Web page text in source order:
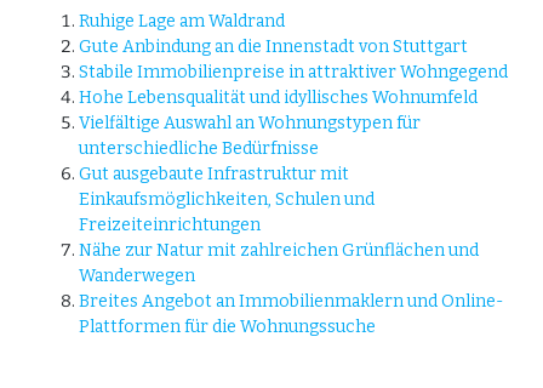
Ruhige Lage am Waldrand
Gute Anbindung an die Innenstadt von Stuttgart
Stabile Immobilienpreise in attraktiver Wohngegend
Hohe Lebensqualität und idyllisches Wohnumfeld
Vielfältige Auswahl an Wohnungstypen für
unterschiedliche Bedürfnisse
Gut ausgebaute Infrastruktur mit
Einkaufsmöglichkeiten, Schulen und
Freizeiteinrichtungen
Nähe zur Natur mit zahlreichen Grünflächen und
Wanderwegen
Breites Angebot an Immobilienmaklern und Online-
Plattformen für die Wohnungssuche